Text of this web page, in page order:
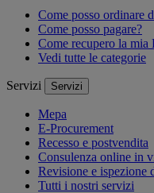
Come posso ordinare
Come posso pagare?
Come recupero la mia
Vedi tutte le categorie
Servizi Servizi
Mepa
E-Procurement
Recesso e postvendita
Consulenza online in
Revisione e ispezione
Tutti i nostri servizi